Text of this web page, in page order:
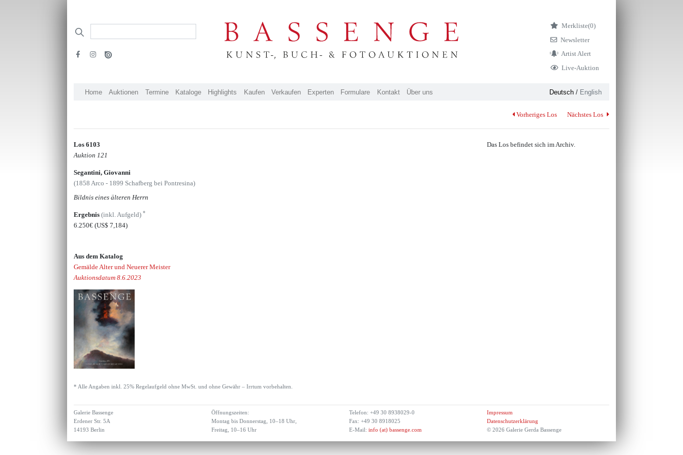
Merkliste(0)
Newsletter
Artist Alert
Live-Auktion
Home Auktionen Termine Kataloge Highlights Kaufen Verkaufen Experten Formulare Kontakt Über uns Deutsch/ English
Vorheriges Los Nächstes Los
Los 6103
Auktion 121
Segantini, Giovanni
(1858 Arco - 1899 Schafberg bei Pontresina)
Bildnis eines älteren Herrn
Ergebnis(inkl. Aufgeld)*
6.250€(US$ 7,184)
Aus dem Katalog
Gemälde Alter und Neuerer Meister
Auktionsdatum 8.6.2023
Das Los befindet sich im Archiv.
* Alle Angaben inkl. 25% Regelaufgeld ohne MwSt. und ohne Gewähr – Irrtum vorbehalten.
Galerie Bassenge
Erdener Str. 5A
14193 Berlin
Öffnungszeiten:
Montag bis Donnerstag, 10–18 Uhr,
Freitag, 10–16 Uhr
Telefon: +49 30 8938029-0
Fax: +49 30 8918025
E-Mail: info (at) bassenge.com
Impressum
Datenschutzerklärung
© 2026 Galerie Gerda Bassenge